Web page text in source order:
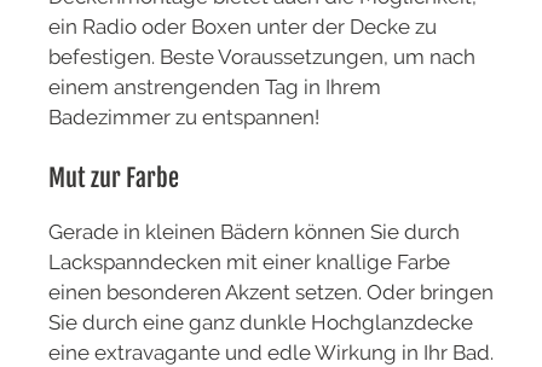
ein Radio oder Boxen unter der Decke zu
befestigen. Beste Voraussetzungen, um nach
einem anstrengenden Tag in Ihrem
Badezimmer zu entspannen!
Mut zur Farbe
Gerade in kleinen Bädern können Sie durch
Lackspanndecken mit einer knallige Farbe
einen besonderen Akzent setzen. Oder bringen
Sie durch eine ganz dunkle Hochglanzdecke
eine extravagante und edle Wirkung in Ihr Bad.